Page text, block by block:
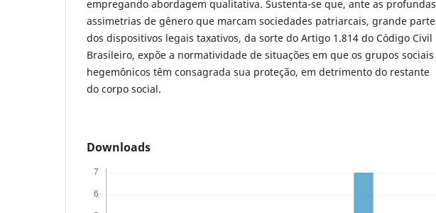
empregando abordagem qualitativa. Sustenta-se que, ante as profundas
assimetrias de gênero que marcam sociedades patriarcais, grande parte
dos dispositivos legais taxativos, da sorte do Artigo 1.814 do Código Civil
Brasileiro, expõe a normatividade de situações em que os grupos sociais
hegemônicos têm consagrada sua proteção, em detrimento do restante
do corpo social.
Downloads